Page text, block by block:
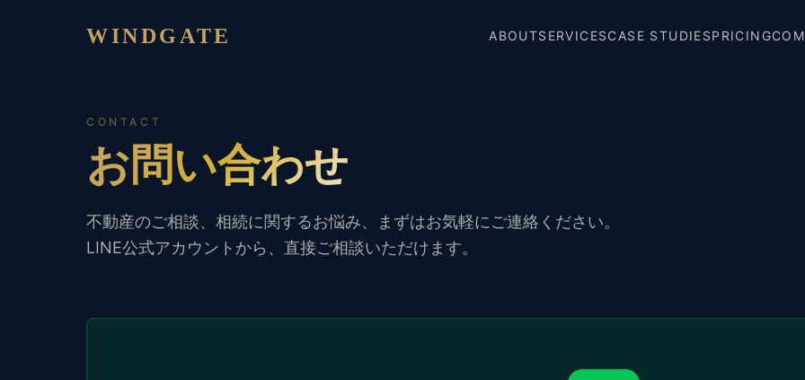
WINDGATE ABOUTSERVICESCASE STUDIESPRICING
CONTACT
お問い合わせ
不動産のご相談、相続に関するお悩み、まずはお気軽にご連絡ください。
LINE公式アカウントから、直接ご相談いただけます。